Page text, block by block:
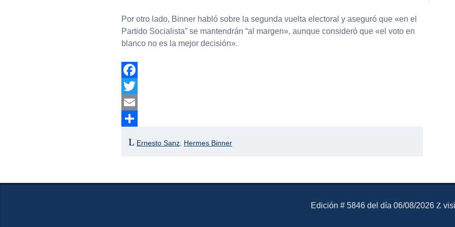
Por otro lado, Binner habló sobre la segunda vuelta electoral y aseguró que «en el
Partido Socialista” se mantendrán “al margen», aunque consideró que «el voto en
blanco no es la mejor decisión».
Facebook
Twitter
Email
Ernesto Sanz Hermes Binner
El Mensajero Diario
Edición # 5846 del día 06/08/2026